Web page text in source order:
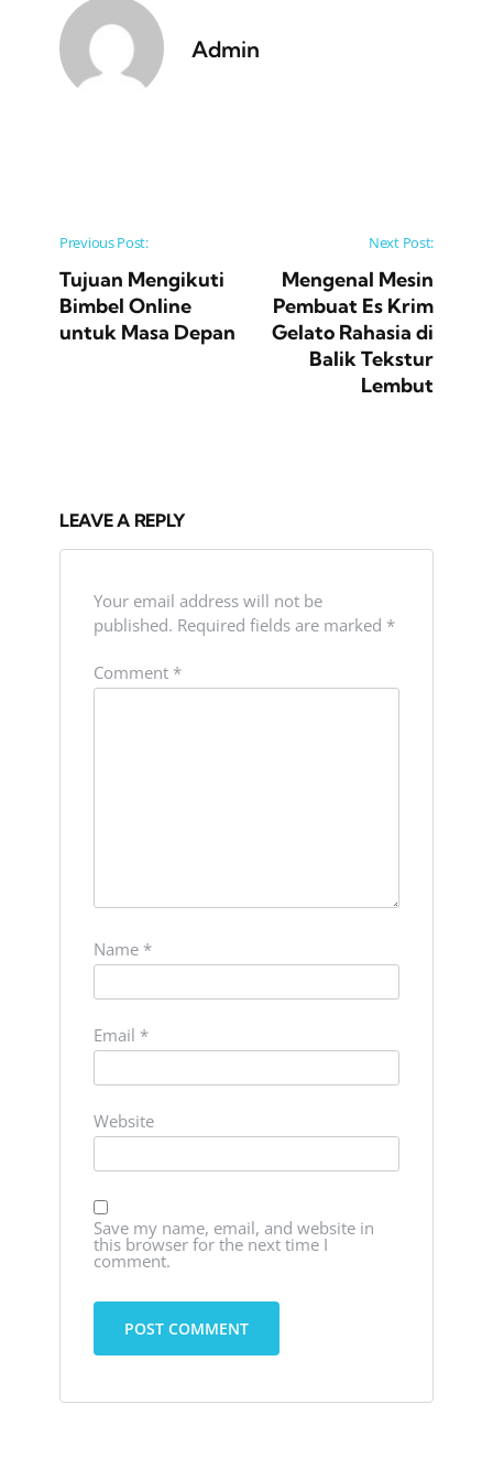
Admin
Post navigation
Previous Post:
Tujuan Mengikuti
Bimbel Online
untuk Masa Depan
Next Post:
Mengenal Mesin
Pembuat Es Krim
Gelato Rahasia di
Balik Tekstur
Lembut
LEAVE A REPLY
Your email address will not be
published. Required fields are marked *
Comment *
Name *
Email *
Website
Save my name, email, and website in
this browser for the next time I
comment.